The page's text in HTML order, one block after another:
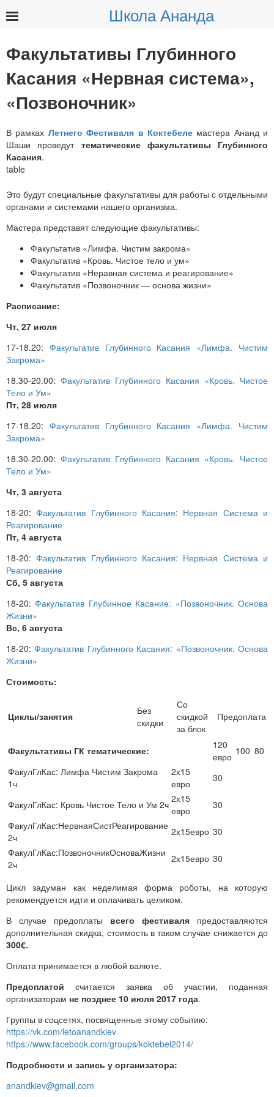
Школа Ананда
Факультативы Глубинного
Касания «Нервная система»,
«Позвоночник»
В рамках Летнего Фестиваля в Коктебелемастера Ананд и
Шаши проведут тематические факультативы Глубинного
Касания.
Это будут специальные факультативы для работы с отдельными
органами и системами нашего организма.
Мастера представят следующие факультативы:
Факультатив «Лимфа. Чистим закрома»
Факультатив «Кровь. Чистое тело и ум»
Факультатив «Неравная система и реагирование»
Факультатив «Позвоночник — основа жизни»
Расписание:
Чт, 27 июля
17-18.20: Факультатив Глубинного Касания «Лимфа. Чистим
Закрома»
18.30-20.00: Факультатив Глубинного Касания «Кровь. Чистое
Тело и Ум»
Пт, 28 июля
17-18.20: Факультатив Глубинного Касания «Лимфа. Чистим
Закрома»
18.30-20.00: Факультатив Глубинного Касания «Кровь. Чистое
Тело и Ум»
Чт, 3 августа
18-20:Факультатив Глубинного Касания: Нервная Система и
Реагирование
Пт, 4 августа
18-20:Факультатив Глубинного Касания: Нервная Система и
Реагирование
Сб, 5 августа
18-20:Факультатив Глубинное Касание: «Позвоночник. Основа
Жизни»
Вс, 6 августа
18-20:Факультатив Глубинного Касания: «Позвоночник. Основа
Жизни»
Стоимость:
Циклы/занятия
Без
скидки
Со
скидкой
за блок
Предоплата
Факультативы ГК тематические:
120
евро 100 80
ФакулГлКас: Лимфа Чистим Закрома
1ч
2х15
евро
30
ФакулГлКас: Кровь Чистое Тело и Ум 2ч 2х15
евро
30
ФакулГлКас:НервнаяСистРеагирование
2ч
2х15евро 30
ФакулГлКас:ПозвоночникОсноваЖизни
2ч
2х15евро 30
Цикл задуман как неделимая форма роботы, на которую
рекомендуется идти и оплачивать целиком.
В случае предоплаты всего фестиваля предоставляются
дополнительная скидка, стоимость в таком случае снижается до
300€.
Оплата принимается в любой валюте.
Предоплатой считается заявка об участии, поданная
организаторам не позднее 10 июля 2017 года.
Группы в соцсетях, посвященные этому событию:
https://vk.com/letoanandkiev
https://www.facebook.com/groups/koktebel2014/
Подробности и запись у организатора:
anandkiev@gmail.com